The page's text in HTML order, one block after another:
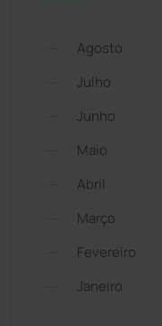
Agosto
Julho
Junho
Maio
Abril
Março
Fevereiro
Janeiro